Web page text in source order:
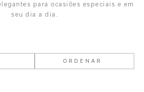
para ocasiões especiais e em
seu dia a dia.
ORDENAR